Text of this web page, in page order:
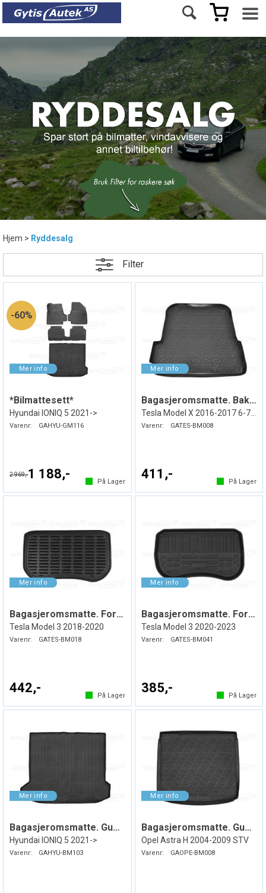
Hjem>Ryddesalg
Filter
60%
*Bilmattesett*
Hyundai IONIQ 5 2021->
Varenr: GAHYU-GM116
2 969,-1 188,-
På Lager
Bagasjeromsmatte. Bak Øvre. Gummi
Tesla Model X 2016-2017 6-7 seter
Varenr: GATES-BM008
411,-
På Lager
Bagasjeromsmatte. Foran. Gummi
Tesla Model 3 2018-2020
Varenr: GATES-BM018
442,-
På Lager
Bagasjeromsmatte. Foran. Plast
Tesla Model 3 2020-2023
Varenr: GATES-BM041
385,-
På Lager
Bagasjeromsmatte. Gummi
Hyundai IONIQ 5 2021->
Varenr: GAHYU-BM103
Bagasjeromsmatte. Gummi
Opel Astra H 2004-2009 STV
Varenr: GAOPE-BM008